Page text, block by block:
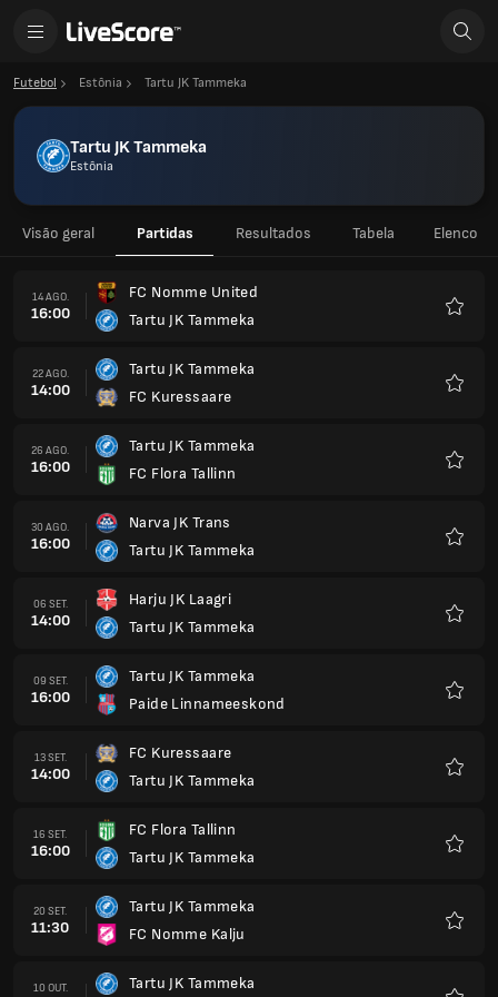
Futebol Estônia Tartu JK Tammeka
Tartu JK Tammeka
Estônia
Visão geral Partidas Resultados Tabela Elenco
14 AGO.
16:00
FC Nomme United
Tartu JK Tammeka
22 AGO.
14:00
Tartu JK Tammeka
FC Kuressaare
26 AGO.
16:00
Tartu JK Tammeka
FC Flora Tallinn
30 AGO.
16:00
Narva JK Trans
Tartu JK Tammeka
06 SET.
14:00
Harju JK Laagri
Tartu JK Tammeka
09 SET.
16:00
Tartu JK Tammeka
Paide Linnameeskond
13 SET.
14:00
FC Kuressaare
Tartu JK Tammeka
16 SET.
16:00
FC Flora Tallinn
Tartu JK Tammeka
20 SET.
11:30
Tartu JK Tammeka
FC Nomme Kalju
10 OUT. Tartu JK Tammeka